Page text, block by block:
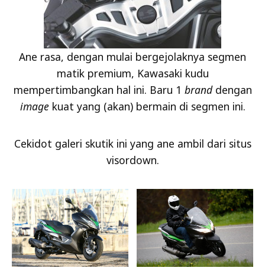
Ane rasa, dengan mulai bergejolaknya segmen
matik premium, Kawasaki kudu
mempertimbangkan hal ini. Baru 1 branddengan
imagekuat yang (akan) bermain di segmen ini.
Cekidot galeri skutik ini yang ane ambil dari situs
visordown.